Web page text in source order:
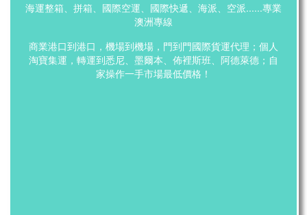
海運整箱、拼箱、國際空運、國際快遞、海派、空派......專業
澳洲專線
商業港口到港口，機場到機場，門到門國際貨運代理；個人
淘寶集運，轉運到悉尼、墨爾本、佈裡斯班、阿德萊德；自
家操作一手市場最低價格！